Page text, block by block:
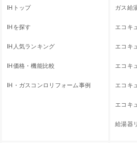
IHトップ
IHを探す
IH人気ランキング
IH価格・機能比較
IH・ガスコンロリフォーム事例
ガス給
エコキ
エコキ
エコキ
エコキ
エコキ
給湯器